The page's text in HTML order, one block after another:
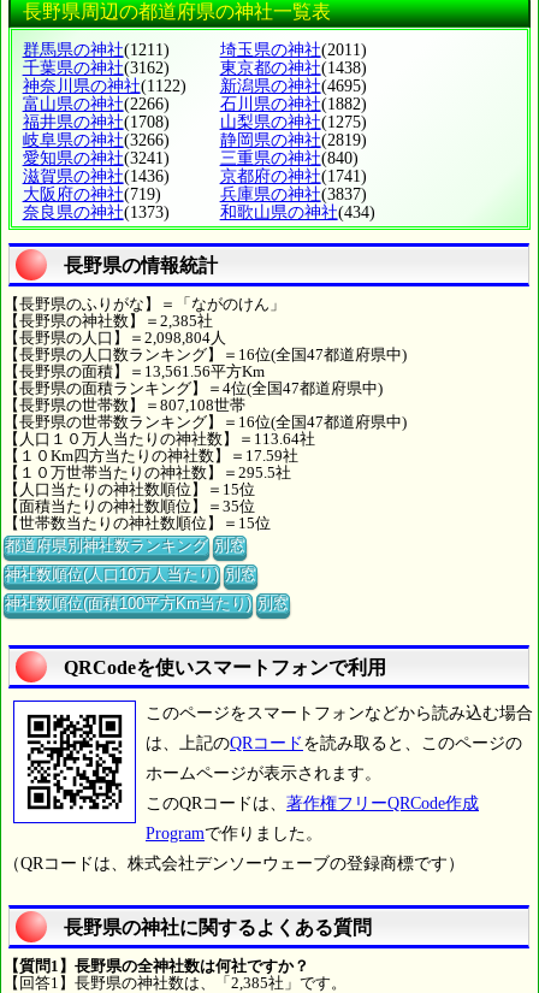
長野県周辺の都道府県の神社一覧表
群馬県の神社(1211) 埼玉県の神社(2011)
千葉県の神社(3162) 東京都の神社(1438)
神奈川県の神社(1122) 新潟県の神社(4695)
富山県の神社(2266) 石川県の神社(1882)
福井県の神社(1708) 山梨県の神社(1275)
岐阜県の神社(3266) 静岡県の神社(2819)
愛知県の神社(3241) 三重県の神社(840)
滋賀県の神社(1436) 京都府の神社(1741)
大阪府の神社(719) 兵庫県の神社(3837)
奈良県の神社(1373) 和歌山県の神社(434)
長野県の情報統計
【長野県のふりがな】＝「ながのけん」
【長野県の神社数】＝2,385社
【長野県の人口】＝2,098,804人
【長野県の人口数ランキング】＝16位(全国47都道府県中)
【長野県の面積】＝13,561.56平方Km
【長野県の面積ランキング】＝4位(全国47都道府県中)
【長野県の世帯数】＝807,108世帯
【長野県の世帯数ランキング】＝16位(全国47都道府県中)
【人口１０万人当たりの神社数】＝113.64社
【１０Km四方当たりの神社数】＝17.59社
【１０万世帯当たりの神社数】＝295.5社
【人口当たりの神社数順位】＝15位
【面積当たりの神社数順位】＝35位
【世帯数当たりの神社数順位】＝15位
都道府県別神社数ランキング 別窓
神社数順位(人口10万人当たり) 別窓
神社数順位(面積100平方Km当たり) 別窓
QRCodeを使いスマートフォンで利用
このページをスマートフォンなどから読み込む場合
は、上記のQRコード を読み取ると、このページの
ホームページが表示されます。
このQRコードは、 著作権フリーQRCode作成
Programで作りました。
（QRコードは、株式会社デンソーウェーブの登録商標です）
長野県の神社に関するよくある質問
【質問1】長野県の全神社数は何社ですか？
【回答1】長野県の神社数は、「2,385社」です。